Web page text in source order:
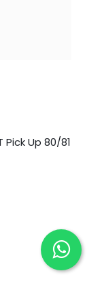
Pick Up 80/81